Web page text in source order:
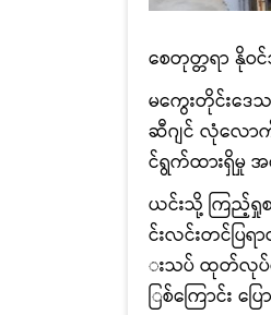
စေတုတ္တရာ နိုဝ
မကွေးတိုင်းဒေ
ဆီဂျင် လုံလော
င်ရွက်ထားရှိမှု အ
ယင်းသို့ ကြည့်ရှု
င်းလင်းတင်ပြရာ
းသပ် ထုတ်လုပ်
ြစ်ကြောင်း ပြ